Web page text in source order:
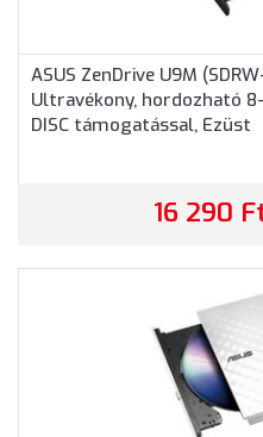
ASUS ZenDrive U9M
Ultravékony, hordozható
DISC támogatással, Ezüst
16 290